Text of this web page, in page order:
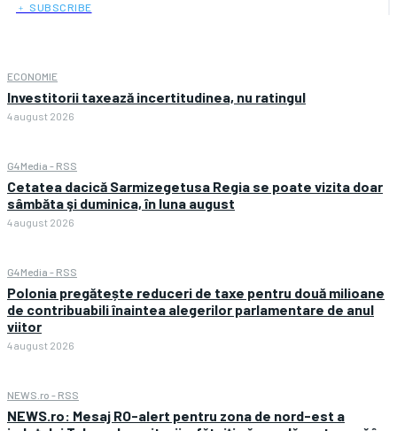
﹢ SUBSCRIBE
ECONOMIE
Investitorii taxează incertitudinea, nu ratingul
4 august 2026
G4Media - RSS
Cetatea dacică Sarmizegetusa Regia se poate vizita doar
sâmbăta şi duminica, în luna august
4 august 2026
G4Media - RSS
Polonia pregătește reduceri de taxe pentru două milioane
de contribuabili înaintea alegerilor parlamentare de anul
viitor
4 august 2026
NEWS.ro - RSS
NEWS.ro: Mesaj RO-alert pentru zona de nord-est a